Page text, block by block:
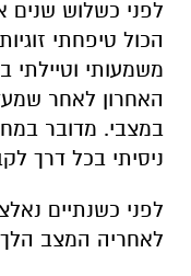
לפני כשלוש שנים
הכול טיפחתי
משמעותי וטיילתי
האחרון לאחר
במצבי. מדובר
ניסיתי בכל דרך
לפני כשנתיים
לאחריה המצב